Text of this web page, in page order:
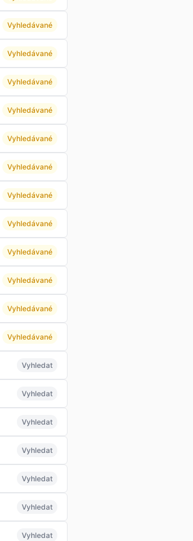
Vyhledávané
Vyhledávané
Vyhledávané
Vyhledávané
Vyhledávané
Vyhledávané
Vyhledávané
Vyhledávané
Vyhledávané
Vyhledávané
Vyhledávané
Vyhledávané
Vyhledat
Vyhledat
Vyhledat
Vyhledat
Vyhledat
Vyhledat
Vyhledat